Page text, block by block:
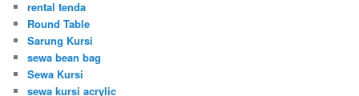
rental tenda
Round Table
Sarung Kursi
sewa bean bag
Sewa Kursi
sewa kursi acrylic